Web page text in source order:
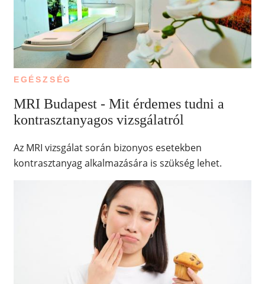
EGÉSZSÉG
MRI Budapest - Mit érdemes tudni a
kontrasztanyagos vizsgálatról
Az MRI vizsgálat során bizonyos esetekben
kontrasztanyag alkalmazására is szükség lehet.